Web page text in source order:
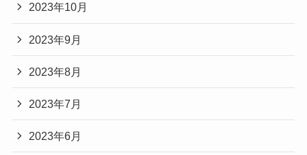
2023年10月
2023年9月
2023年8月
2023年7月
2023年6月